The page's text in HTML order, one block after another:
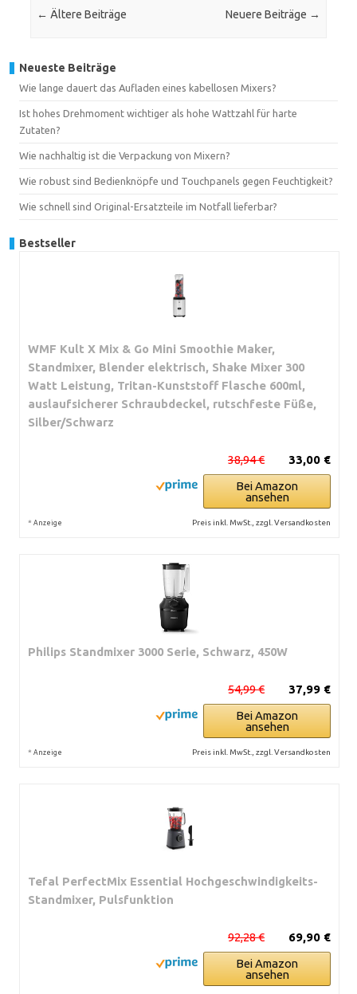
← Ältere Beiträge Neuere Beiträge →
Neueste Beiträge
Wie lange dauert das Aufladen eines kabellosen Mixers?
Ist hohes Drehmoment wichtiger als hohe Wattzahl für harte
Zutaten?
Wie nachhaltig ist die Verpackung von Mixern?
Wie robust sind Bedienknöpfe und Touchpanels gegen Feuchtigkeit?
Wie schnell sind Original-Ersatzteile im Notfall lieferbar?
Bestseller
WMF Kult X Mix & Go Mini Smoothie Maker,
Standmixer, Blender elektrisch, Shake Mixer 300
Watt Leistung, Tritan-Kunststoff Flasche 600ml,
auslaufsicherer Schraubdeckel, rutschfeste Füße,
Silber/Schwarz
33,00 €
38,94 €
Bei Amazon
ansehen
* Anzeige Preis inkl. MwSt., zzgl. Versandkosten
Philips Standmixer 3000 Serie, Schwarz, 450W
37,99 €
54,99 €
Bei Amazon
ansehen
* Anzeige Preis inkl. MwSt., zzgl. Versandkosten
Tefal PerfectMix Essential Hochgeschwindigkeits-
Standmixer, Pulsfunktion
69,90 €
92,28 €
Bei Amazon
ansehen